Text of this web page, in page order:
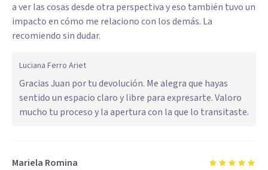
a ver las cosas desde otra perspectiva y eso también tuvo un
impacto en cómo me relaciono con los demás. La
recomiendo sin dudar.
Luciana Ferro Ariet
Gracias Juan por tu devolución. Me alegra que hayas
sentido un espacio claro y libre para expresarte. Valoro
mucho tu proceso y la apertura con la que lo transitaste.
Mariela Romina